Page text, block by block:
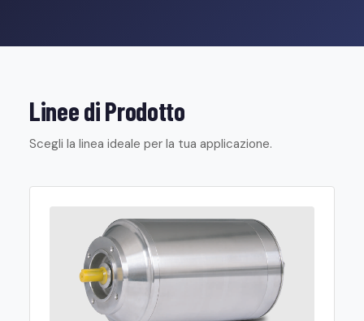
Linee di Prodotto
Scegli la linea ideale per la tua applicazione.